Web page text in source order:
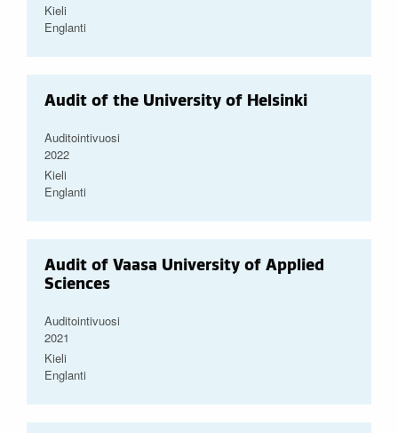
Kieli
Englanti
Audit of the University of Helsinki
Auditointivuosi
2022
Kieli
Englanti
Audit of Vaasa University of Applied
Sciences
Auditointivuosi
2021
Kieli
Englanti